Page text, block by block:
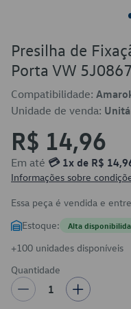
Presilha de
Porta VW
Compatibilidade:
Unidade de venda:
R$ 14,96
Em até 💳 1x de R$
Informações sobre
Essa peça é vendida e
Estoque: Alta
+100 unidades disponíveis
Quantidade
1